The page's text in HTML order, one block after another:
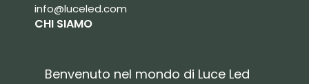
info@luceled.com
CHI SIAMO
Benvenuto nel mondo di Luce Led